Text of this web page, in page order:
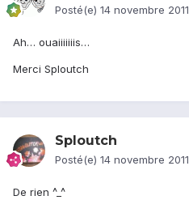
Posté(e) 14 novembre 2011
Ah… ouaiiiiiiis…
Merci Sploutch
Sploutch
Posté(e) 14 novembre 2011
De rien ^_^